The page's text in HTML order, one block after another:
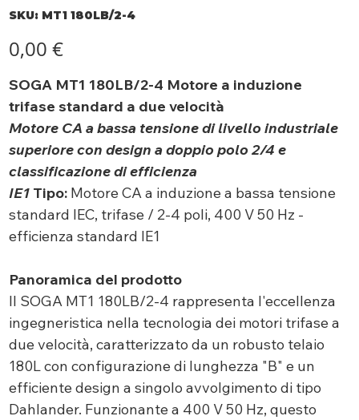
SKU: SKU
MT1
MT1 180LB/2-4
0,00 €
SOGA MT1 180LB/2-4 Motore a induzione
trifase standard a due velocità
Motore CA a bassa tensione di livello industriale
superiore con design a doppio polo 2/4 e
classificazione di efficienza
IE1Tipo:Motore CA a induzione a bassa tensione
standard IEC, trifase / 2-4 poli, 400 V 50 Hz -
efficienza standard IE1
Panoramica del prodotto
Il SOGA MT1 180LB/2-4 rappresenta l'eccellenza
ingegneristica nella tecnologia dei motori trifase a
due velocità, caratterizzato da un robusto telaio
180L con configurazione di lunghezza "B" e un
efficiente design a singolo avvolgimento di tipo
Dahlander. Funzionante a 400 V 50 Hz, questo